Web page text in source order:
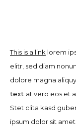
This is a link lorem
elitr, sed diam
dolore magna
text at vero eos et
Stet clita kasd
ipsum dolor sit